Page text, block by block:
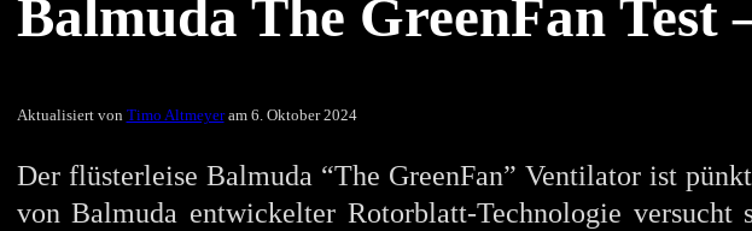
Balmuda The GreenFan
Aktualisiert von Timo Altmeyeram 6. Oktober 2024
Der flüsterleise Balmuda “The GreenFan” Ventilator ist
von Balmuda entwickelter Rotorblatt-Technologie